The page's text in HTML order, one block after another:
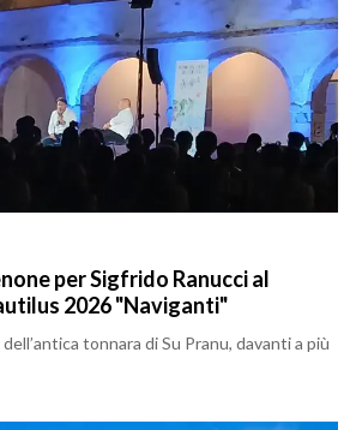
per Sigfrido Ranucci al
2026 "Naviganti"
tonnara di Su Pranu, davanti a più